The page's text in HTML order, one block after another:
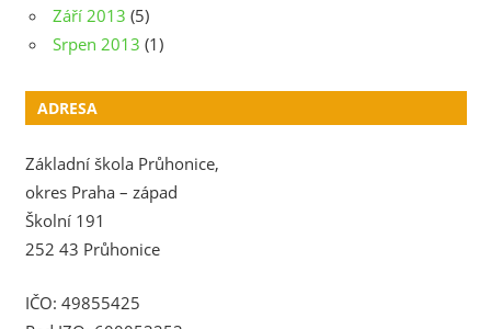
Září 2013 (5)
Srpen 2013 (1)
ADRESA
Základní škola Průhonice,
okres Praha – západ
Školní 191
252 43 Průhonice
IČO: 49855425